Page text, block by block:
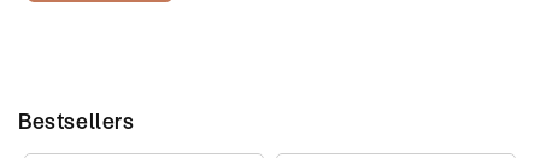
Bestsellers